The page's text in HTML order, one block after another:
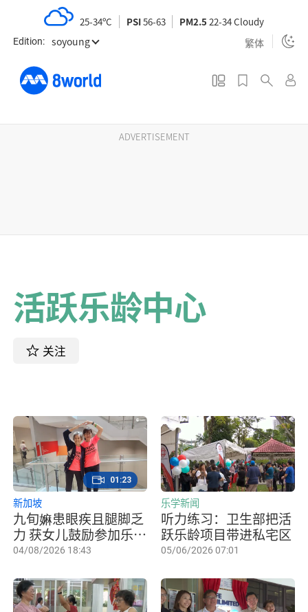
t
Edition: soyoung 繁体
25-34ºC PSI56-63 PM2.522-34 Cloudy
ADVERTISEMENT
活跃乐龄中心
关注
九旬嫲患眼疾且腿脚乏
力 获女儿鼓励参加乐龄
运动会杀入决赛
新加坡
04/08/2026 18:43
01:23
听力练习：卫生部把活
跃乐龄项目带进私宅区
乐学新闻
05/06/2026 07:01